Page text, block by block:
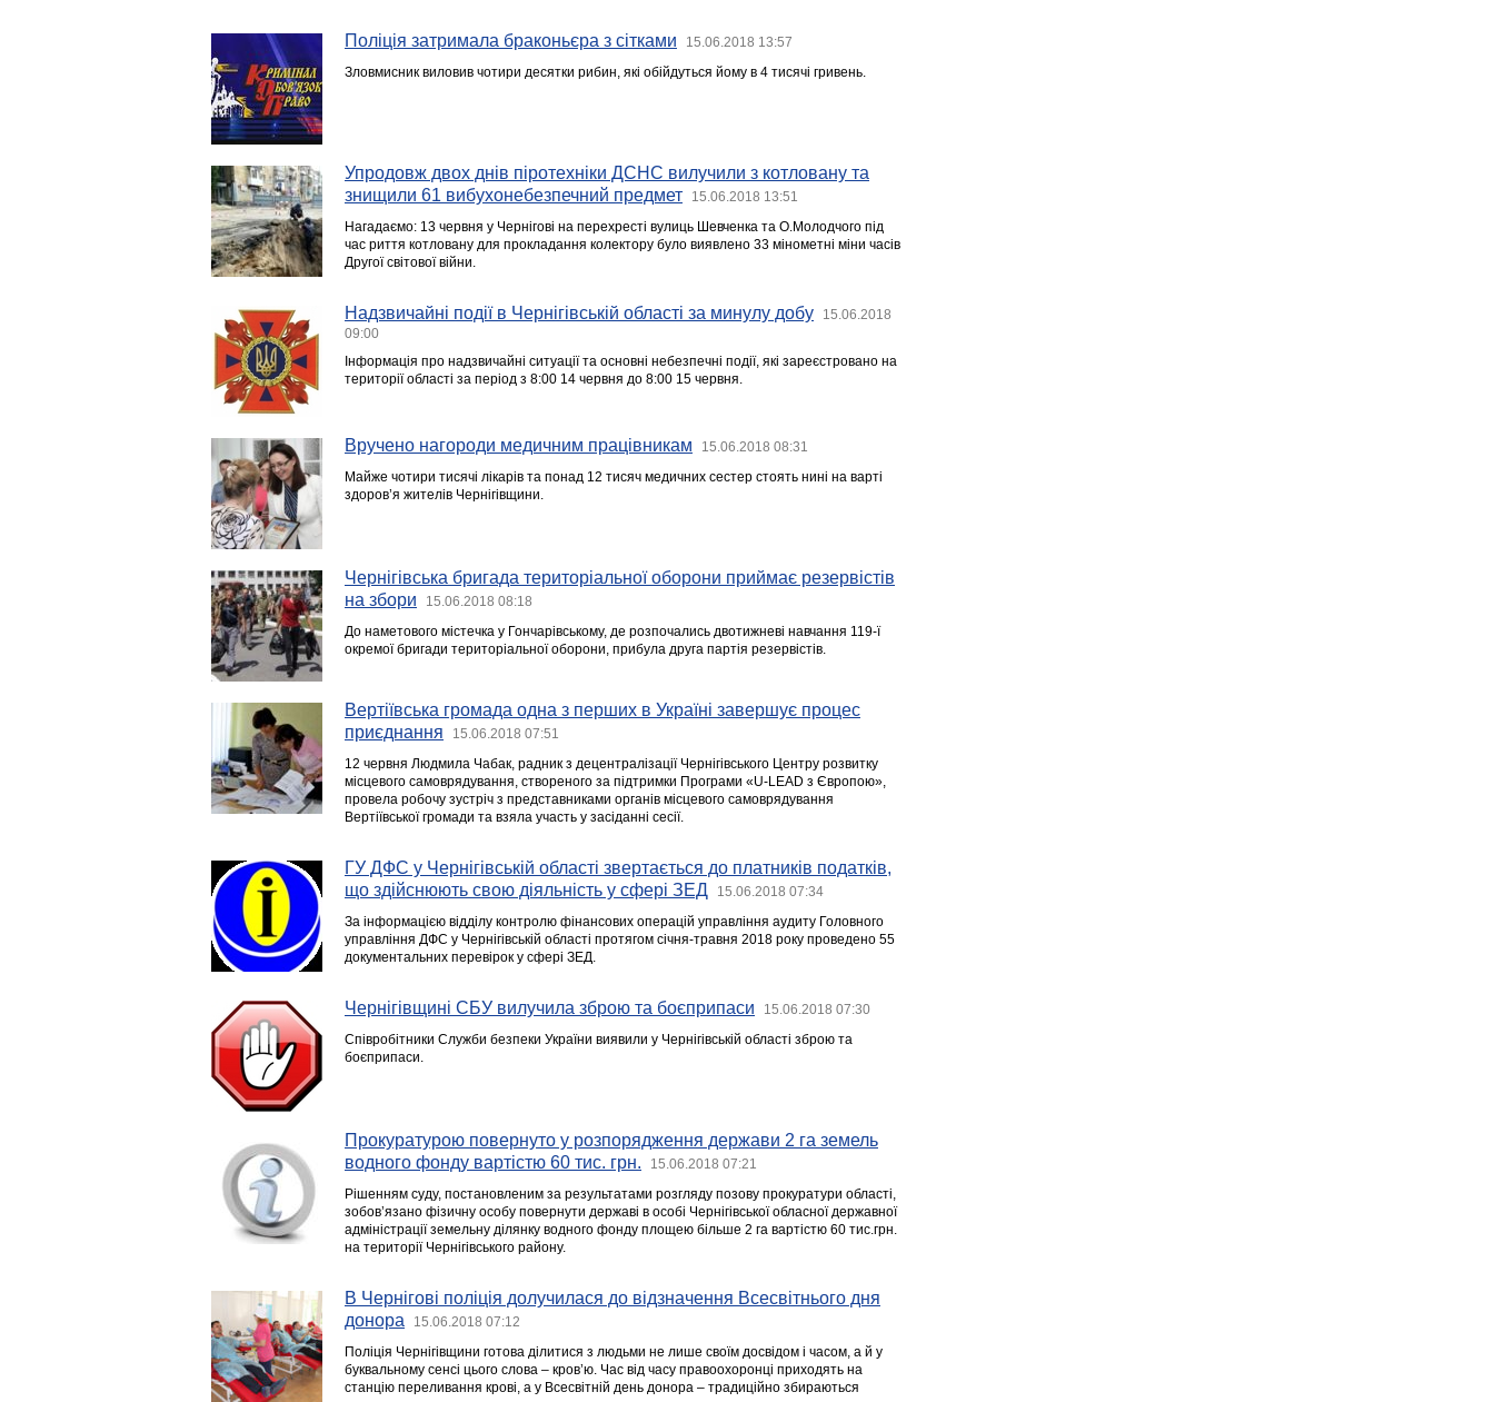
Поліція затримала браконьєра з сітками 15.06.2018 13:57
Зловмисник виловив чотири десятки рибин, які обійдуться йому в 4 тисячі гривень.
Упродовж двох днів піротехніки ДСНС вилучили з котловану та
знищили 61 вибухонебезпечний предмет
15.06.2018 13:51
Нагадаємо: 13 червня у Чернігові на перехресті вулиць Шевченка та О.Молодчого під
час риття котловану для прокладання колектору було виявлено 33 мінометні міни часів
Другої світової війни.
Надзвичайні події в Чернігівській області за минулу добу
15.06.2018
09:00
Інформація про надзвичайні ситуації та основні небезпечні події, які зареєстровано на
території області за період з 8:00 14 червня до 8:00 15 червня.
Вручено нагороди медичним працівникам 15.06.2018 08:31
Майже чотири тисячі лікарів та понад 12 тисяч медичних сестер стоять нині на варті
здоров’я жителів Чернігівщини.
Чернігівська бригада територіальної оборони приймає резервістів
на збори
15.06.2018 08:18
До наметового містечка у Гончарівському, де розпочались двотижневі навчання 119-ї
окремої бригади територіальної оборони, прибула друга партія резервістів.
Вертіївська громада одна з перших в Україні завершує процес
приєднання
15.06.2018 07:51
12 червня Людмила Чабак, радник з децентралізації Чернігівського Центру розвитку
місцевого самоврядування, створеного за підтримки Програми «U-LEAD з Європою»,
провела робочу зустріч з представниками органів місцевого самоврядування
Вертіївської громади та взяла участь у засіданні сесії.
ГУ ДФС у Чернігівській області звертається до платників податків,
що здійснюють свою діяльність у сфері ЗЕД
15.06.2018 07:34
За інформацією відділу контролю фінансових операцій управління аудиту Головного
управління ДФС у Чернігівській області протягом січня-травня 2018 року проведено 55
документальних перевірок у сфері ЗЕД.
Чернігівщині СБУ вилучила зброю та боєприпаси 15.06.2018 07:30
Співробітники Служби безпеки України виявили у Чернігівській області зброю та
боєприпаси.
Прокуратурою повернуто у розпорядження держави 2 га земель
водного фонду вартістю 60 тис. грн.
15.06.2018 07:21
Рішенням суду, постановленим за результатами розгляду позову прокуратури області,
зобов’язано фізичну особу повернути державі в особі Чернігівської обласної державної
адміністрації земельну ділянку водного фонду площею більше 2 га вартістю 60 тис.грн.
на території Чернігівського району.
В Чернігові поліція долучилася до відзначення Всесвітнього дня
донора
15.06.2018 07:12
Поліція Чернігівщини готова ділитися з людьми не лише своїм досвідом і часом, а й у
буквальному сенсі цього слова – кров’ю. Час від часу правоохоронці приходять на
станцію переливання крові, а у Всесвітній день донора – традиційно збираються